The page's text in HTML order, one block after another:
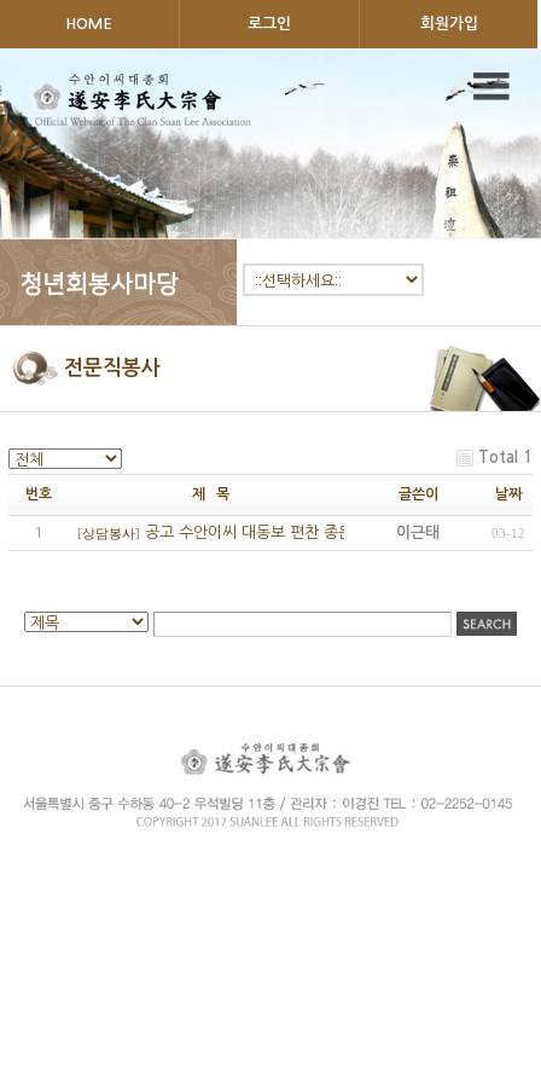
HOME 로그인 회원가입
전문직봉사
Total 1
번호 제 목 글쓴이 날짜
1 [상담봉사] 공고 수안이씨 대동보 편찬 종문수단 접수이근태 03-12